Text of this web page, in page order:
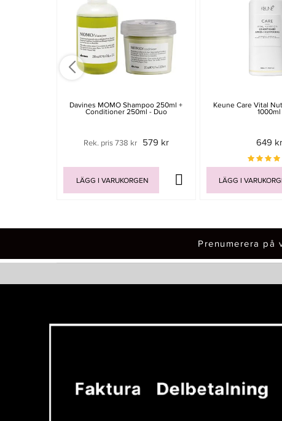
Davines MOMO Shampoo 250ml +
Conditioner 250ml - Duo
Rek. pris 738 kr 579 kr
LÄGG I VARUKORGEN
Keune Care Vital
1000ml
649 kr
LÄGG I
Prenumerera på